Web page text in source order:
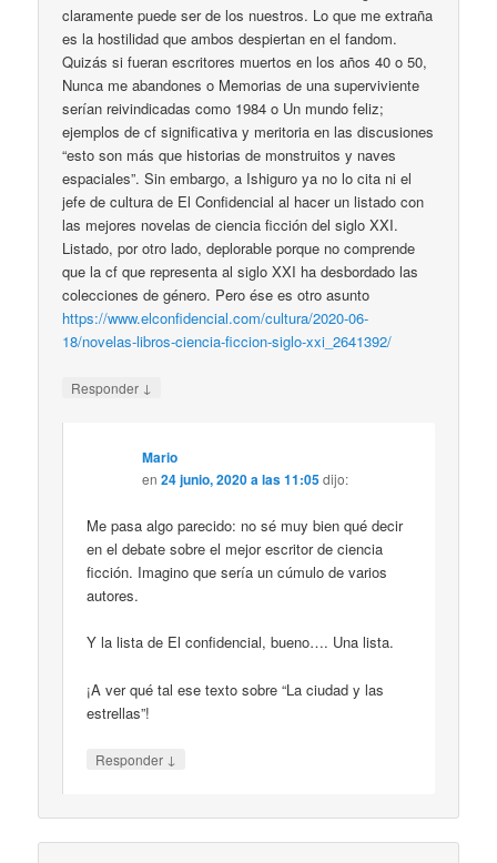
claramente puede ser de los nuestros. Lo que me extraña
es la hostilidad que ambos despiertan en el fandom.
Quizás si fueran escritores muertos en los años 40 o 50,
Nunca me abandones o Memorias de una superviviente
serían reivindicadas como 1984 o Un mundo feliz;
ejemplos de cf significativa y meritoria en las discusiones
“esto son más que historias de monstruitos y naves
espaciales”. Sin embargo, a Ishiguro ya no lo cita ni el
jefe de cultura de El Confidencial al hacer un listado con
las mejores novelas de ciencia ficción del siglo XXI.
Listado, por otro lado, deplorable porque no comprende
que la cf que representa al siglo XXI ha desbordado las
colecciones de género. Pero ése es otro asunto
https://www.elconfidencial.com/cultura/2020-06-
18/novelas-libros-ciencia-ficcion-siglo-xxi_2641392/
Responder ↓
Mario
en24 junio, 2020 a las 11:05dijo:
Me pasa algo parecido: no sé muy bien qué decir
en el debate sobre el mejor escritor de ciencia
ficción. Imagino que sería un cúmulo de varios
autores.
Y la lista de El confidencial, bueno…. Una lista.
¡A ver qué tal ese texto sobre “La ciudad y las
estrellas”!
Responder ↓